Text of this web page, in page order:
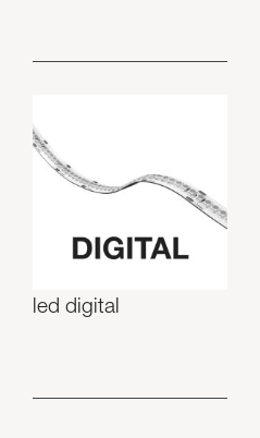
led digital